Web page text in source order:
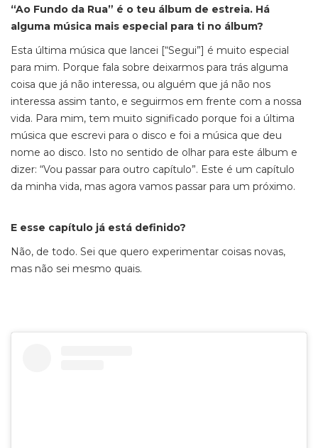
“Ao Fundo da Rua” é o teu álbum de estreia. Há
alguma música mais especial para ti no álbum?
Esta última música que lancei [“Segui”] é muito especial
para mim. Porque fala sobre deixarmos para trás alguma
coisa que já não interessa, ou alguém que já não nos
interessa assim tanto, e seguirmos em frente com a nossa
vida. Para mim, tem muito significado porque foi a última
música que escrevi para o disco e foi a música que deu
nome ao disco. Isto no sentido de olhar para este álbum e
dizer: “Vou passar para outro capítulo”. Este é um capítulo
da minha vida, mas agora vamos passar para um próximo.
E esse capítulo já está definido?
Não, de todo. Sei que quero experimentar coisas novas,
mas não sei mesmo quais.